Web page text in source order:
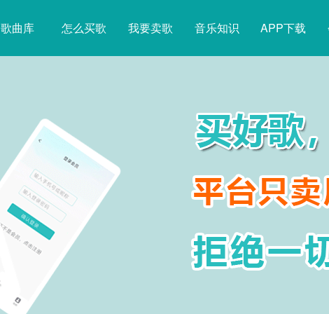
歌曲库 怎么买歌 我要卖歌 音乐知识 APP下载